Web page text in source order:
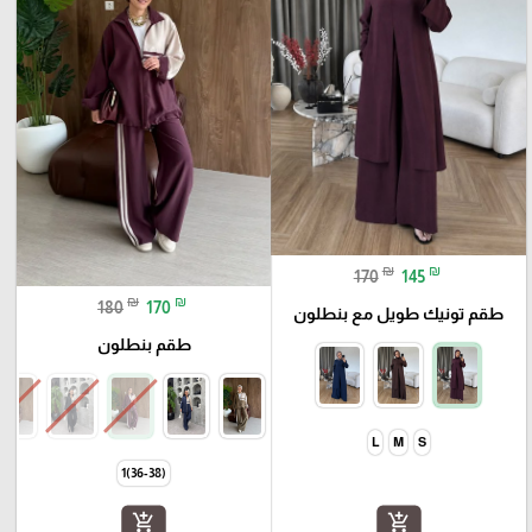
170 ₪ 145 ₪
طقم تونيك طويل مع بنطلون
S
M
L
add_shopping_cart
180 ₪ 170 ₪
طقم بنطلون
(36-38)1
add_shopping_cart